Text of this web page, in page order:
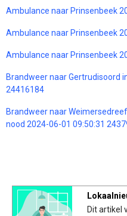
Ambulance naar Prinsenbeek
Ambulance naar Prinsenbeek
Ambulance naar Prinsenbeek
Brandweer naar Gertrudisoord
24416184
Brandweer naar
nood 2024-06-01 09:50:31
Dit artikel